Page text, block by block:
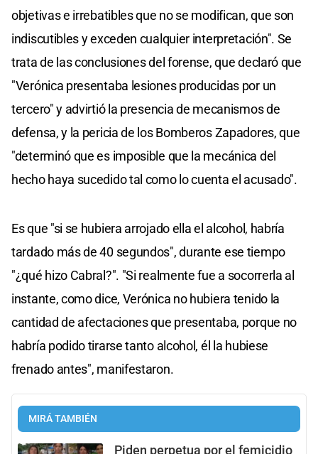
objetivas e irrebatibles que no se modifican, que son
indiscutibles y exceden cualquier interpretación". Se
trata de las conclusiones del forense, que declaró que
"Verónica presentaba lesiones producidas por un
tercero" y advirtió la presencia de mecanismos de
defensa, y la pericia de los Bomberos Zapadores, que
"determinó que es imposible que la mecánica del
hecho haya sucedido tal como lo cuenta el acusado".
Es que "si se hubiera arrojado ella el alcohol, habría
tardado más de 40 segundos", durante ese tiempo
"¿qué hizo Cabral?". "Si realmente fue a socorrerla al
instante, como dice, Verónica no hubiera tenido la
cantidad de afectaciones que presentaba, porque no
habría podido tirarse tanto alcohol, él la hubiese
frenado antes", manifestaron.
MIRÁ TAMBIÉN
Piden perpetua por el femicidio